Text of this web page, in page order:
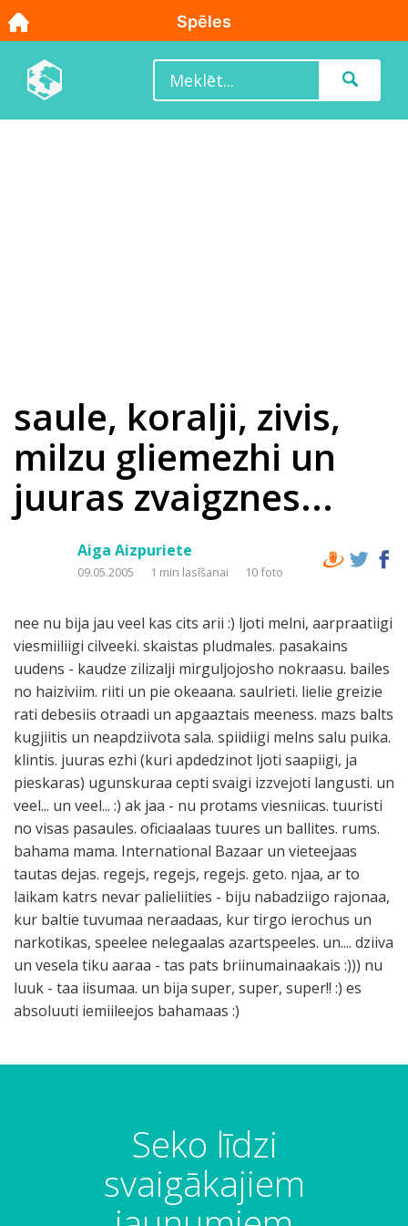
saule, koralji, zivis,
milzu gliemezhi un
juuras zvaigznes...
Aiga Aizpuriete
09.05.2005 1 min lasīšanai 10 foto
nee nu bija jau veel kas cits arii :) ljoti melni, aarpraatiigi
viesmiiliigi cilveeki. skaistas pludmales. pasakains
uudens - kaudze zilizalji mirguljojosho nokraasu. bailes
no haiziviim. riiti un pie okeaana. saulrieti. lielie greizie
rati debesiis otraadi un apgaaztais meeness. mazs balts
kugjiitis un neapdziivota sala. spiidiigi melns salu puika.
klintis. juuras ezhi (kuri apdedzinot ljoti saapiigi, ja
pieskaras) ugunskuraa cepti svaigi izzvejoti langusti. un
veel... un veel... :) ak jaa - nu protams viesniicas. tuuristi
no visas pasaules. oficiaalaas tuures un ballites. rums.
bahama mama. International Bazaar un vieteejaas
tautas dejas. regejs, regejs, regejs. geto. njaa, ar to
laikam katrs nevar palieliities - biju nabadziigo rajonaa,
kur baltie tuvumaa neraadaas, kur tirgo ierochus un
narkotikas, speelee nelegaalas azartspeeles. un.... dziiva
un vesela tiku aaraa - tas pats briinumainaakais :))) nu
luuk - taa iisumaa. un bija super, super, super!! :) es
absoluuti iemiileejos bahamaas :)
Seko līdzi
svaigākajiem